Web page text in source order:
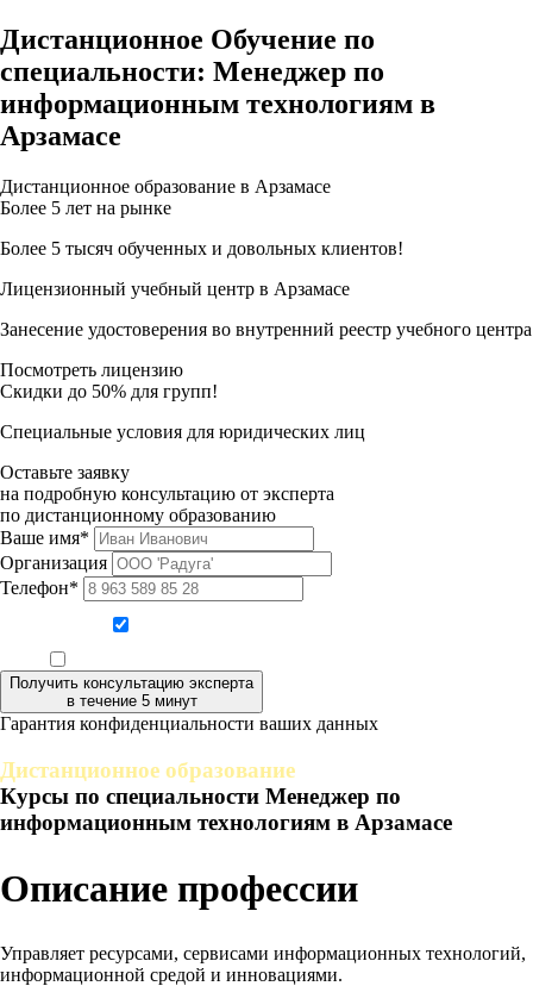
Дистанционное Обучение по
специальности: Менеджер по
информационным технологиям в
Арзамасе
Дистанционное образование в Арзамасе
Более 5 лет на рынке
Более 5 тысяч обученных и довольных клиентов!
Лицензионный учебный центр в Арзамасе
Занесение удостоверения во внутренний реестр учебного центра
Посмотреть лицензию
Скидки до 50% для групп!
Специальные условия для юридических лиц
Оставьте заявку
на подробную консультацию от эксперта
по дистанционному образованию
Ваше имя*
Организация
Телефон*
Получить консультацию эксперта
в течение 5 минут
Гарантия конфиденциальности ваших данных
Дистанционное образование
Курсы по специальности Менеджер по
информационным технологиям в Арзамасе
Описание профессии
Управляет ресурсами, сервисами информационных технологий,
информационной средой и инновациями.